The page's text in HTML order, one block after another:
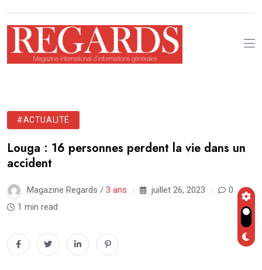
#ACTUALITÉ
Louga : 16 personnes perdent la vie dans un
accident
Magazine Regards / 3 ans juillet 26, 2023
0
1 min read